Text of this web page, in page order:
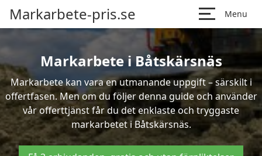
Markarbete-pris.se Menu
Markarbete i Båtskärsnäs
Markarbete kan vara en utmanande uppgift – särskilt i
offertfasen. Men om du följer denna guide och använder
vår offerttjänst får du det enklaste och tryggaste
markarbetet i Båtskärsnäs.